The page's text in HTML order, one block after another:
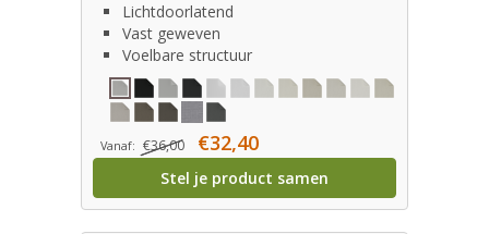
Lichtdoorlatend
Vast geweven
Voelbare structuur
Vanaf: €36,00 €32,40
Stel je product samen